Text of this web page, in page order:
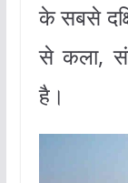
के सबसे
से कला,
है।